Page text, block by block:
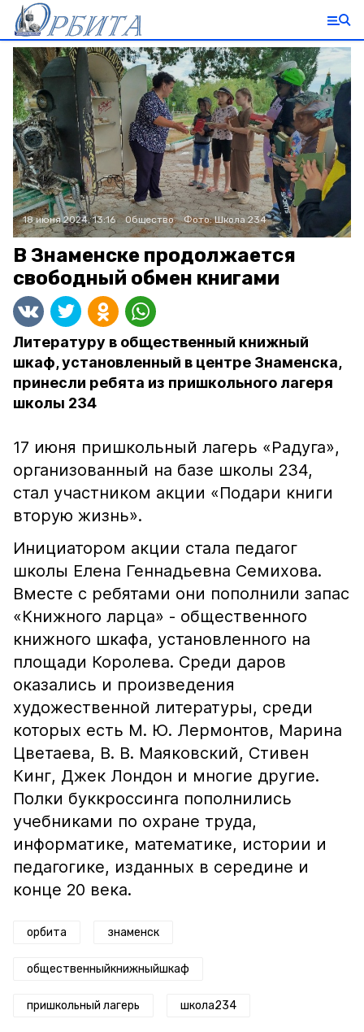
18 июня 2024, 13:16 Общество Фото:Школа 234
В Знаменске продолжается
свободный обмен книгами
Литературу в общественный книжный
шкаф, установленный в центре Знаменска,
принесли ребята из пришкольного лагеря
школы 234
17 июня пришкольный лагерь «Радуга»,
организованный на базе школы 234,
стал участником акции «Подари книги
вторую жизнь».
Инициатором акции стала педагог
школы Елена Геннадьевна Семихова.
Вместе с ребятами они пополнили запас
«Книжного ларца» - общественного
книжного шкафа, установленного на
площади Королева. Среди даров
оказались и произведения
художественной литературы, среди
которых есть М. Ю. Лермонтов, Марина
Цветаева, В. В. Маяковский, Стивен
Кинг, Джек Лондон и многие другие.
Полки буккроссинга пополнились
учебниками по охране труда,
информатике, математике, истории и
педагогике, изданных в середине и
конце 20 века.
орбита знаменск
общественныйкнижныйшкаф
пришкольный лагерь школа234